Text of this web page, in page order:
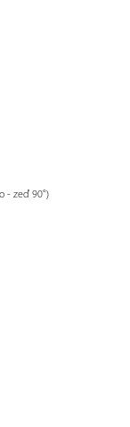
- zeď 90°)